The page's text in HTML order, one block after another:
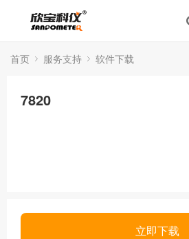
首页 服务支持 软件下载
7820
立即下载